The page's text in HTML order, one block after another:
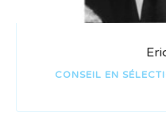
CONSEIL EN